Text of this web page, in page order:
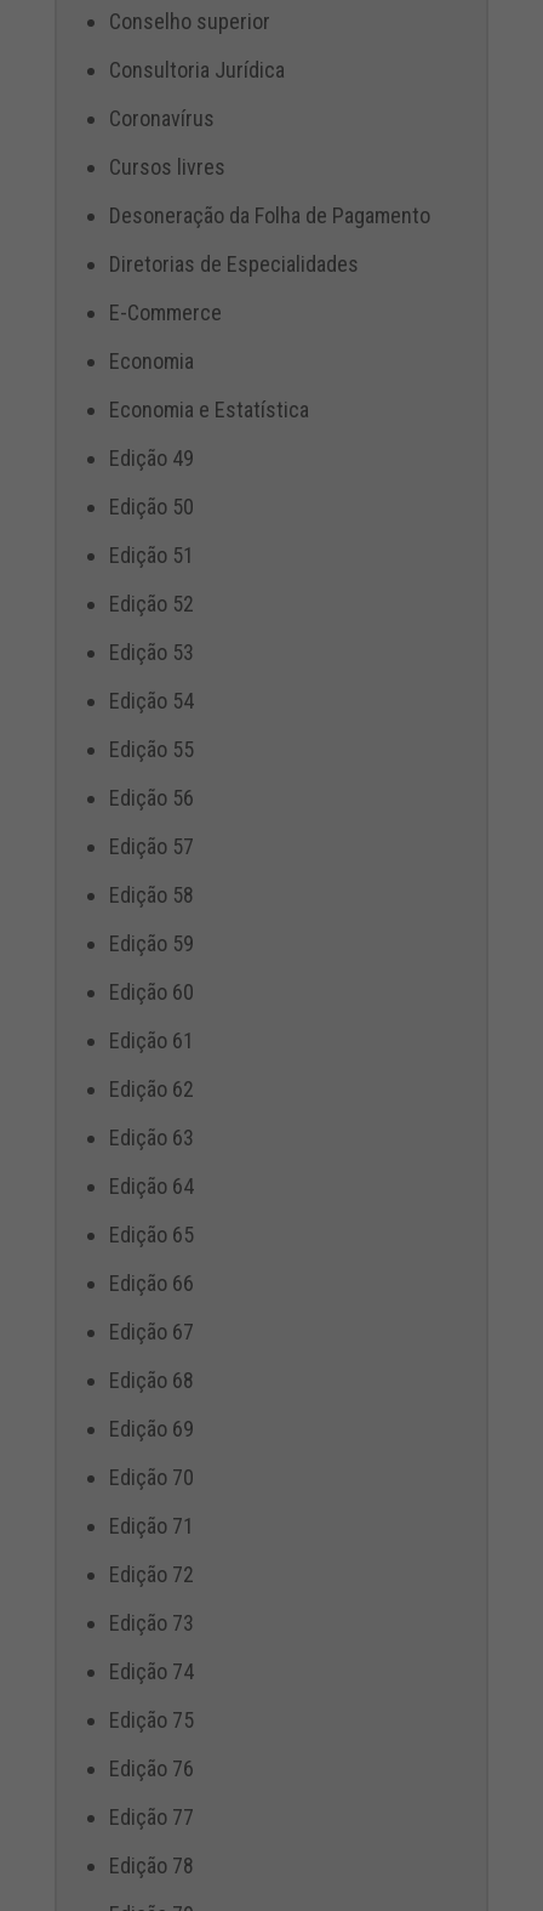
Conselho superior
Consultoria Jurídica
Coronavírus
Cursos livres
Desoneração da Folha de Pagamento
Diretorias de Especialidades
E-Commerce
Economia
Economia e Estatística
Edição 49
Edição 50
Edição 51
Edição 52
Edição 53
Edição 54
Edição 55
Edição 56
Edição 57
Edição 58
Edição 59
Edição 60
Edição 61
Edição 62
Edição 63
Edição 64
Edição 65
Edição 66
Edição 67
Edição 68
Edição 69
Edição 70
Edição 71
Edição 72
Edição 73
Edição 74
Edição 75
Edição 76
Edição 77
Edição 78